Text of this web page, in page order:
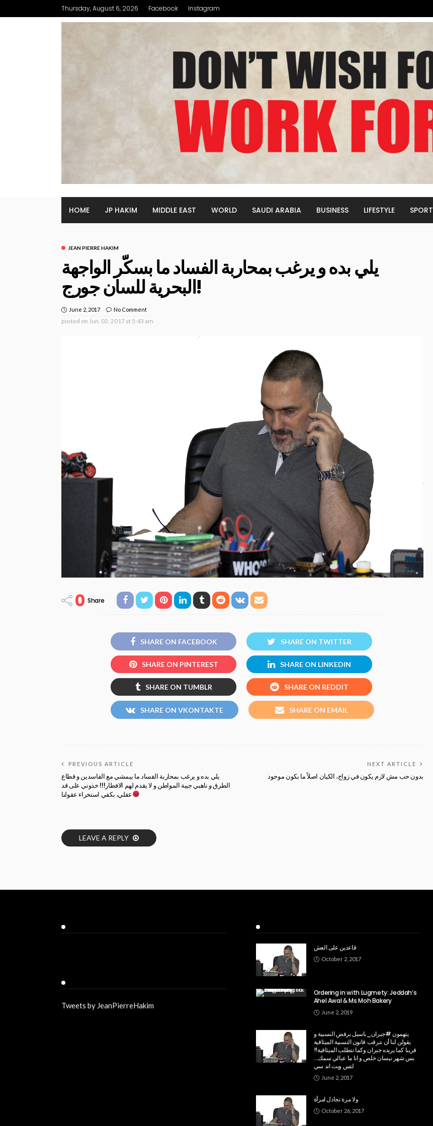
Thursday, August 6, 2026 Facebook Instagram
HOME JP HAKIM MIDDLE EAST WORLD SAUDI ARABIA BUSINESS LIFESTYLE SPORT
JEAN PIERRE HAKIM
يلي بده و يرغب بمحاربة الفساد ما بسكّر الواجهة
البحرية للسان جورج!
June 2, 2017 No Comment
posted on Jun. 02, 2017 at 5:43 am
0 Share
SHARE ON FACEBOOK SHARE ON TWITTER
SHARE ON PINTEREST SHARE ON LINKEDIN
SHARE ON TUMBLR SHARE ON REDDIT
SHARE ON VKONTAKTE SHARE ON EMAIL
PREVIOUS ARTICLE
يلي بده و يرغب بمحاربة الفساد ما بيمشي مع الفاسدين و قطاع
الطرق و ناهبي جيبة المواطن و لا يقدم لهم الافطار!!! خذوني على قد
عقلي، بكفي استخراء عقولنا
NEXT ARTICLE
بدون حب مش لازم يكون في زواج، الكيان اصلاً ما بكون موجود
LEAVE A REPLY
Tweets by JeanPierreHakim
قاعدين على العش
October 2, 2017
Ordering in with Lugmety: Jeddah’s
Ahel Awal & Ms Moh Bakery
June 2, 2019
يتهمون ⁧‫#جبران_باسيل‬⁩ برفض النسبية و
قريبا كما يريده جبران وكما تتطلب الميثاقية!!
بس شهر نيسان خلص و انا ما عبالي سمك…
لتس ويت اند سي
June 2, 2017
ولا مرة تجادل امرأة
October 26, 2017